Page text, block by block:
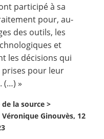
participé à sa
pour, au-
des outils, les
et
les décisions qui
pour leur
(…) »
la source >
Ginouvès, 12